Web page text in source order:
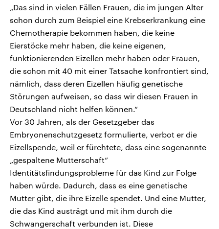
„Das sind in vielen Fällen Frauen, die im jungen Alter
schon durch zum Beispiel eine Krebserkrankung eine
Chemotherapie bekommen haben, die keine
Eierstöcke mehr haben, die keine eigenen,
funktionierenden Eizellen mehr haben oder Frauen,
die schon mit 40 mit einer Tatsache konfrontiert sind,
nämlich, dass deren Eizellen häufig genetische
Störungen aufweisen, so dass wir diesen Frauen in
Deutschland nicht helfen können.“
Vor 30 Jahren, als der Gesetzgeber das
Embryonenschutzgesetz formulierte, verbot er die
Eizellspende, weil er fürchtete, dass eine sogenannte
„gespaltene Mutterschaft“
Identitätsfindungsprobleme für das Kind zur Folge
haben würde. Dadurch, dass es eine genetische
Mutter gibt, die ihre Eizelle spendet. Und eine Mutter,
die das Kind austrägt und mit ihm durch die
Schwangerschaft verbunden ist. Diese